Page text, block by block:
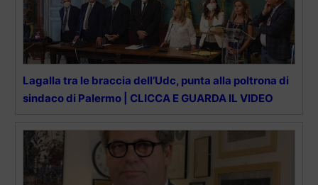
Lagalla tra le braccia dell’Udc, punta alla poltrona di
sindaco di Palermo | CLICCA E GUARDA IL VIDEO